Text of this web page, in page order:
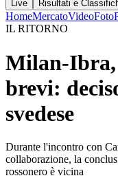
Live
Risultati e
HomeMercatoVideoFoto
IL RITORNO
Milan-Ibra,
brevi:
svedese
Durante l'incontro con
collaborazione, la
rossonero è vicina